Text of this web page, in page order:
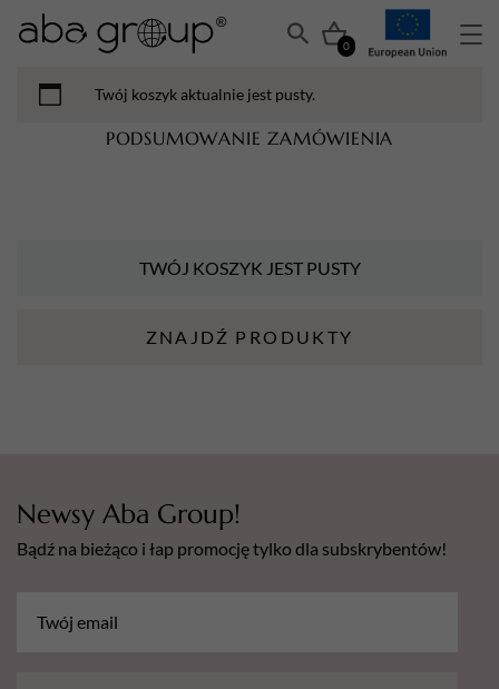
0
Twój koszyk aktualnie jest pusty.
PODSUMOWANIE ZAMÓWIENIA
TWÓJ KOSZYK JEST PUSTY
ZNAJDŹ PRODUKTY
Newsy Aba Group!
Bądź na bieżąco i łap promocję tylko dla subskrybentów!